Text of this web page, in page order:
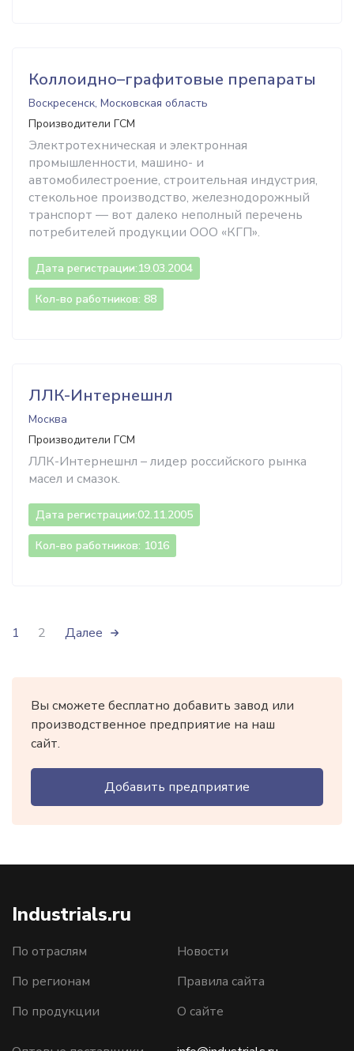
Коллоидно–графитовые препараты
Воскресенск, Московская область
Производители ГСМ
Электротехническая и электронная
промышленности, машино- и
автомобилестроение, строительная индустрия,
стекольное производство, железнодорожный
транспорт — вот далеко неполный перечень
потребителей продукции ООО «КГП».
Дата регистрации:19.03.2004
Кол-во работников: 88
ЛЛК-Интернешнл
Москва
Производители ГСМ
ЛЛК-Интернешнл – лидер российского рынка
масел и смазок.
Дата регистрации:02.11.2005
Кол-во работников: 1016
1 2 Далее
Вы сможете бесплатно добавить завод или
производственное предприятие на наш
сайт.
Добавить предприятие
Industrials.ru
По отраслям
По регионам
По продукции
Новости
Правила сайта
О сайте